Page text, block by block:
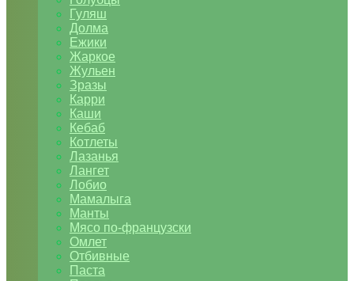
Гуляш
Долма
Ежики
Жаркое
Жульен
Зразы
Карри
Каши
Кебаб
Котлеты
Лазанья
Лангет
Лобио
Мамалыга
Манты
Мясо по-французски
Омлет
Отбивные
Паста